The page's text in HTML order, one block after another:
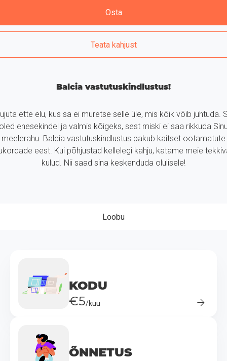
Osta
Teata kahjust
Balcia vastutuskindlustus!
ette elu, kus sa ei muretse selle üle, mis kõik võib juhtuda.
enesekindel ja valmis kõigeks, sest miski ei saa rikkuda
meelerahu. Balcia vastutuskindlustus pakub kaitset ootamatute
eest. Kui põhjustad kellelegi kahju, katame meie
kulud. Nii saad sina keskenduda olulisele!
Loobu
KODU
€5/kuu
ÕNNETUS